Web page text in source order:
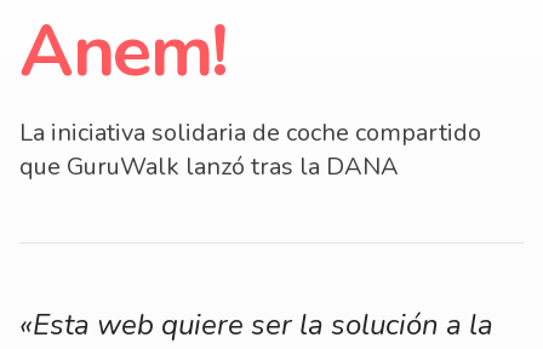
Anem!
La iniciativa solidaria de coche compartido
que GuruWalk lanzó tras la DANA
«Esta web quiere ser la solución a la